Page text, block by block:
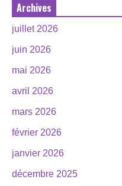
Archives
juillet 2026
juin 2026
mai 2026
avril 2026
mars 2026
février 2026
janvier 2026
décembre 2025